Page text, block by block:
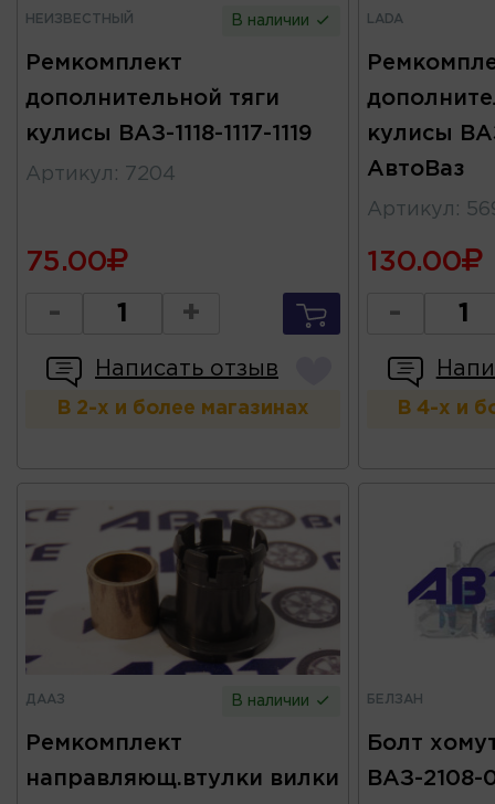
НЕИЗВЕСТНЫЙ В наличии
Ремкомплект
дополнительной тяги
кулисы ВАЗ-1118-1117-1119
Артикул : 7204
75.00
- +
Написать отзыв
В 2-х и более магазинах
LADA
кулисы
АвтоВаз
Артикул :
130.00
-
В 4-х и
ДААЗ В наличии
Ремкомплект
направляющ.втулки вилки
БЕЛЗАН
Болт
ВАЗ-2108-